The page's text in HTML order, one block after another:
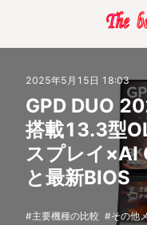
2025年5月15日 18:03
GPD DUO
搭載13.3型
スプレイ×AI
と最新BIOS
主要機種の比較 その他